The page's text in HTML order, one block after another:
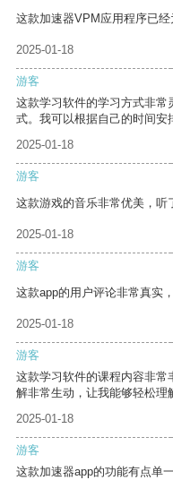
这款加速器VPM应用程序已经
2025-01-18
游客
这款学习软件的学习方式非
式。我可以根据自己的时间安
2025-01-18
游客
这款游戏的音乐非常优美，听
2025-01-18
游客
这款app的用户评论非常真实
2025-01-18
游客
这款学习软件的课程内容非
解非常生动，让我能够轻松理
2025-01-18
游客
这款加速器app的功能有点单